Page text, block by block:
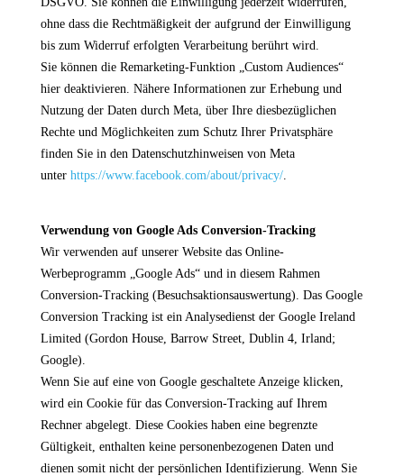
ohne dass die Rechtmäßigkeit der aufgrund der Einwilligung
bis zum Widerruf erfolgten Verarbeitung berührt wird.
Sie können die Remarketing-Funktion „Custom Audiences“
hier deaktivieren. Nähere Informationen zur Erhebung und
Nutzung der Daten durch Meta, über Ihre diesbezüglichen
Rechte und Möglichkeiten zum Schutz Ihrer Privatsphäre
finden Sie in den Datenschutzhinweisen von Meta
unter https://www.facebook.com/about/privacy/.
Verwendung von Google Ads Conversion-Tracking
Wir verwenden auf unserer Website das Online-
Werbeprogramm „Google Ads“ und in diesem Rahmen
Conversion-Tracking (Besuchsaktionsauswertung). Das Google
Conversion Tracking ist ein Analysedienst der Google Ireland
Limited (Gordon House, Barrow Street, Dublin 4, Irland;
Google).
Wenn Sie auf eine von Google geschaltete Anzeige klicken,
wird ein Cookie für das Conversion-Tracking auf Ihrem
Rechner abgelegt. Diese Cookies haben eine begrenzte
Gültigkeit, enthalten keine personenbezogenen Daten und
dienen somit nicht der persönlichen Identifizierung. Wenn Sie